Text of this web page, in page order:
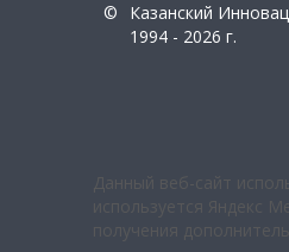
©
Казанский
1994 - 2026 г.
Данный веб-сайт
используется Яндекс
получения